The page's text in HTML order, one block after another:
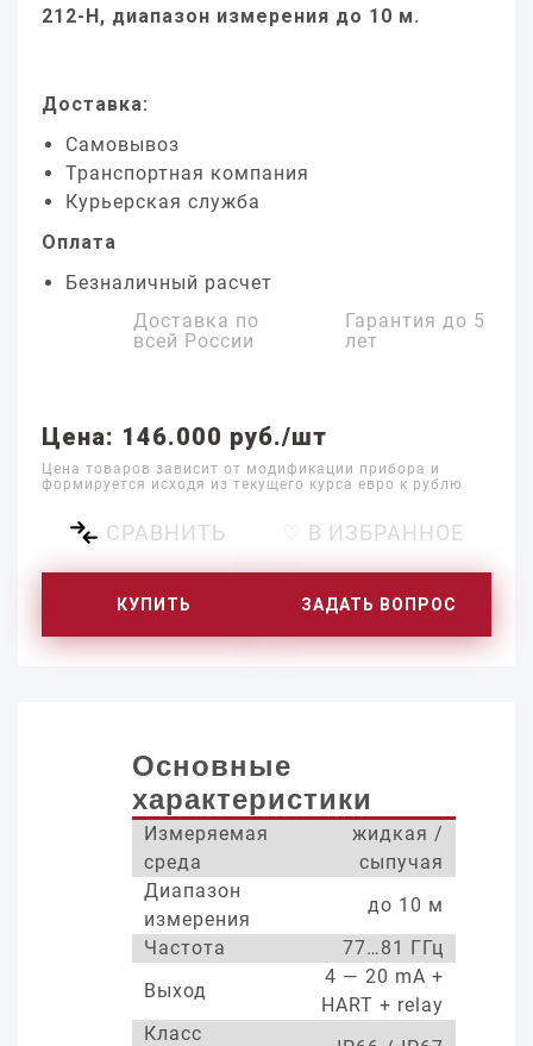
212-H, диапазон измерения до 10 м.
Доставка:
Самовывоз
Транспортная компания
Курьерская служба
Оплата
Безналичный расчет
Доставка по
всей России
Гарантия до 5
лет
Цена: 146.000 руб./шт
Цена товаров зависит от модификации прибора и
формируется исходя из текущего курса евро к рублю
СРАВНИТЬ ♡ В ИЗБРАННОЕ
КУПИТЬ ЗАДАТЬ ВОПРОС
Основные
характеристики
Измеряемая
среда
жидкая /
сыпучая
Диапазон
измерения
до 10 м
Частота
77…81 ГГц
Выход
4 — 20 mA +
HART + relay
Класс